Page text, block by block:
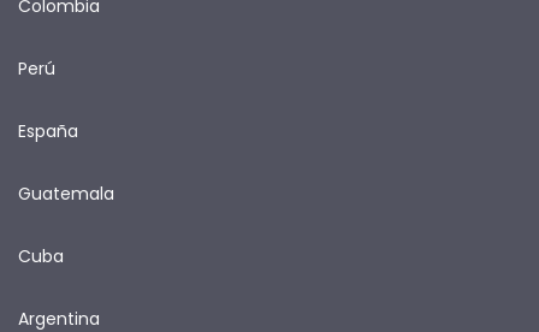
Colombia
Perú
España
Guatemala
Cuba
Argentina